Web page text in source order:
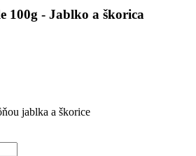
100g - Jablko a škorica
jablka a škorice